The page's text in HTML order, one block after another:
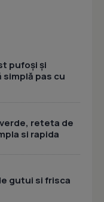
pufoși și
pas cu
reteta de
si rapida
gutui si frisca